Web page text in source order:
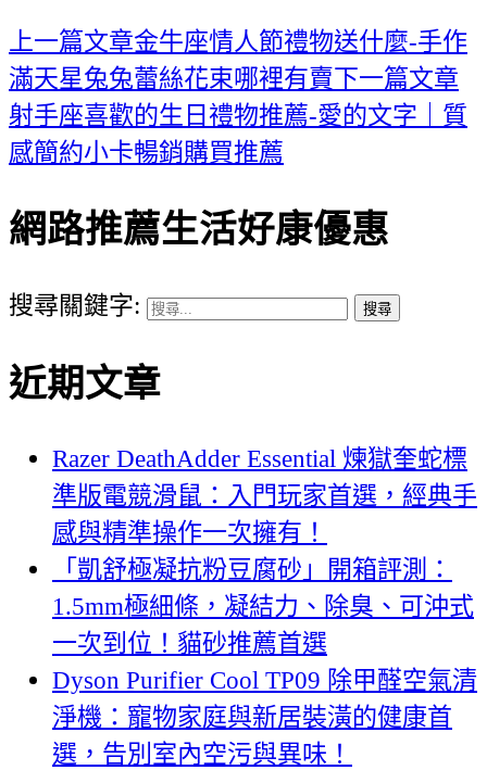
上一篇文章金牛座情人節禮物送什麼-手作
滿天星兔兔蕾絲花束哪裡有賣下一篇文章
射手座喜歡的生日禮物推薦-愛的文字｜質
感簡約小卡暢銷購買推薦
網路推薦生活好康優惠
搜尋關鍵字:
近期文章
Razer DeathAdder Essential 煉獄奎蛇標
準版電競滑鼠：入門玩家首選，經典手
感與精準操作一次擁有！
「凱舒極凝抗粉豆腐砂」開箱評測：
1.5mm極細條，凝結力、除臭、可沖式
一次到位！貓砂推薦首選
Dyson Purifier Cool TP09 除甲醛空氣清
淨機：寵物家庭與新居裝潢的健康首
選，告別室內空污與異味！